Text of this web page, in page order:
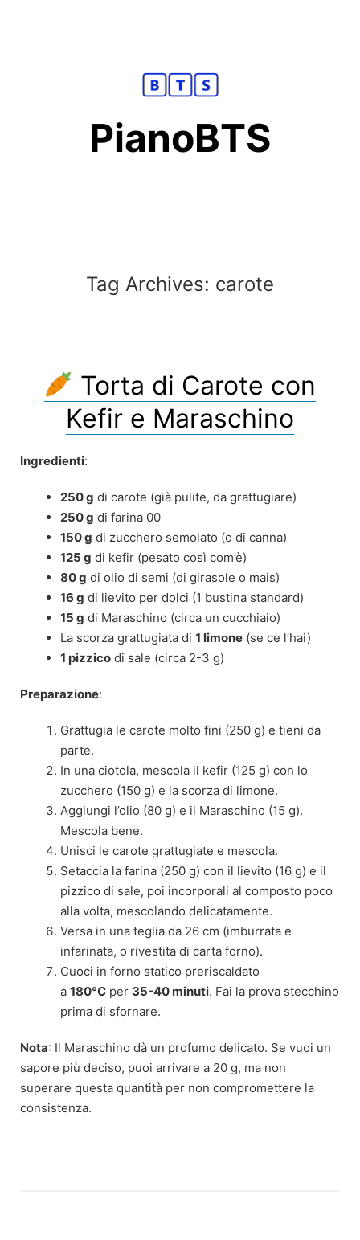
PianoBTS
Tag Archives: carote
Torta di Carote con
Kefir e Maraschino
Ingredienti:
250 g di carote (già pulite, da grattugiare)
250 g di farina 00
150 g di zucchero semolato (o di canna)
125 g di kefir (pesato così com’è)
80 g di olio di semi (di girasole o mais)
16 g di lievito per dolci (1 bustina standard)
15 g di Maraschino (circa un cucchiaio)
La scorza grattugiata di 1 limone (se ce l’hai)
1 pizzico di sale (circa 2-3 g)
Preparazione:
Grattugia le carote molto fini (250 g) e tieni da
parte.
In una ciotola, mescola il kefir (125 g) con lo
zucchero (150 g) e la scorza di limone.
Aggiungi l’olio (80 g) e il Maraschino (15 g).
Mescola bene.
Unisci le carote grattugiate e mescola.
Setaccia la farina (250 g) con il lievito (16 g) e il
pizzico di sale, poi incorporali al composto poco
alla volta, mescolando delicatamente.
Versa in una teglia da 26 cm (imburrata e
infarinata, o rivestita di carta forno).
Cuoci in forno statico preriscaldato
a 180°C per 35-40 minuti. Fai la prova stecchino
prima di sfornare.
Nota: Il Maraschino dà un profumo delicato. Se vuoi un
sapore più deciso, puoi arrivare a 20 g, ma non
superare questa quantità per non compromettere la
consistenza.